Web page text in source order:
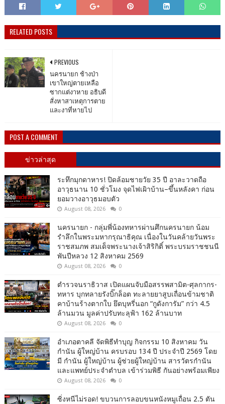
RELATED POSTS
PREVIOUS
นครนายก ช้างป่า
เขาใหญ่ตายเหลือ
ซากแต่งาหาย อธิบดี
สั่งหาสาเหตุการตาย
และงาที่หายไป
POST A COMMENT
ข่าวล่าสุด
ระทึกมุกดาหาร! ปิดล้อมชายวัย 35 ปี อาละวาดถือ
อาวุธนาน 10 ชั่วโมง จุดไฟเผิาบ้าน–ขึ้นหลังคา ก่อน
ยอมวางอาวุธมอบตัว
August 08, 2026 0
นครนายก - กลุ่มพี่น้องทหารผ่านศึกนครนายก น้อม
รำลึกในพระมหากรุณาธิคุณ เนื่องในวันคล้ายวันพระ
ราชสมภพ สมเด็จพระนางเจ้าสิริกิติ์ พระบรมราชชนนี
พันปีหลวง 12 สิงหาคม 2569
August 08, 2026 0
ตำรวจนราธิวาส เปิดแผนจับมือสรรพสามิต-ศุลกากร-
ทหาร บุกทลายรังบิ๊กล็อต ทะลายยาสูบเถื่อนข้ามชาติ
คาบ้านร้างตากใบ ยึดบุหรี่นอก “กูดังการัม” กว่า 4.5
ล้านมวน มูลค่าปรับทะลุฟ้า 162 ล้านบาท
August 08, 2026 0
อำเภอตาคลี จัดพิธีทำบุญ กิจกรรม 10 สิงหาคม วัน
กำนัน ผู้ใหญ่บ้าน ครบรอบ 134 ปี ประจำปี 2569 โดย
มี กำนัน ผู้ใหญ่บ้าน ผู้ช่วยผู้ใหญ่บ้าน สารวัตรกำนัน
และแพทย์ประจำตำบล เข้าร่วมพิธี กันอย่างพร้อมเพียง
August 08, 2026 0
ซิ่งหนีไม่รอด! ขบวนการลอบขนหนังหมูเถื่อน 2.5 ตัน